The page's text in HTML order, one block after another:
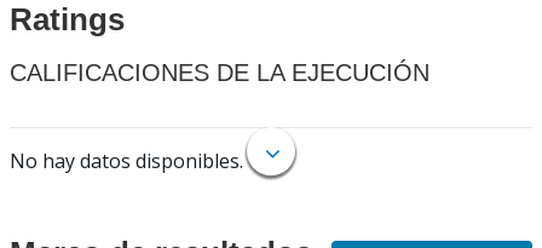
Ratings
CALIFICACIONES DE LA EJECUCIÓN
No hay datos disponibles.